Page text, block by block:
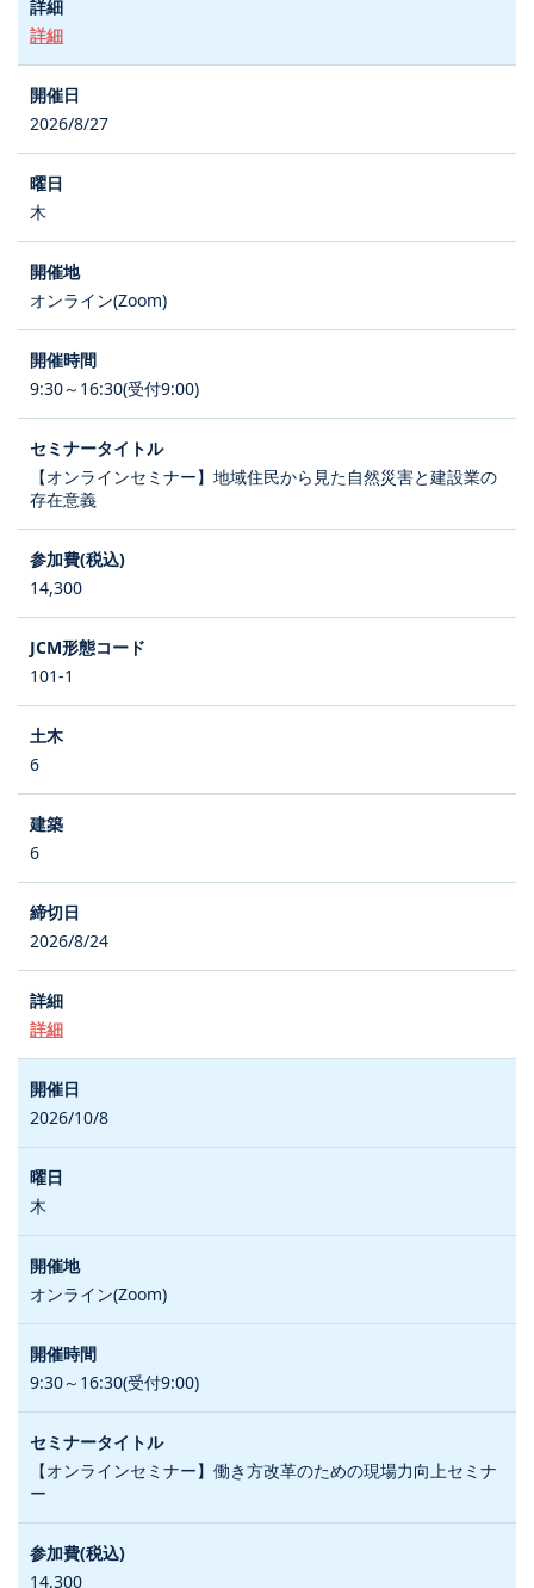
詳細
2026/8/27
木
オンライン(Zoom)
9:30～16:30(受付9:00)
【オンラインセミナー】地域住民から見た自然災害と建設業の
存在意義
14,300
101-1
6
6
2026/8/24
詳細
2026/10/8
木
オンライン(Zoom)
9:30～16:30(受付9:00)
【オンラインセミナー】働き方改革のための現場力向上セミナ
ー
14,300